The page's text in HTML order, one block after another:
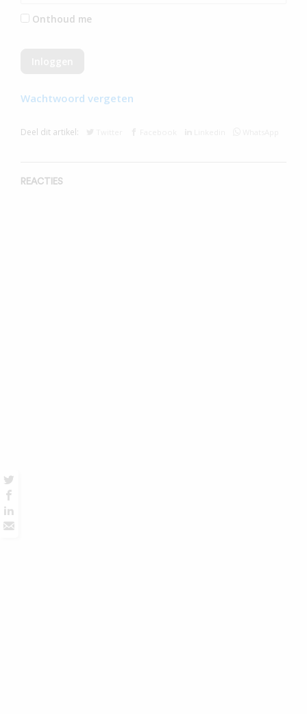
Onthoud me
Wachtwoord vergeten
Deel dit artikel:
REACTIES